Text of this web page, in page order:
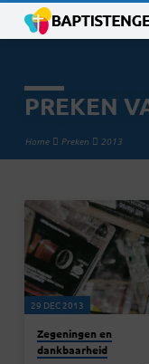
PREKEN
Home Preken 2013
PREKEN
VAN
2013
29 DEC 2013
Zegeningen en
dankbaarheid